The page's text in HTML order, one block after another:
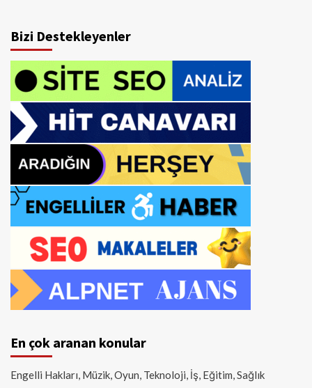
Bizi Destekleyenler
En çok aranan konular
Engelli Hakları, Müzik, Oyun, Teknoloji, İş, Eğitim, Sağlık